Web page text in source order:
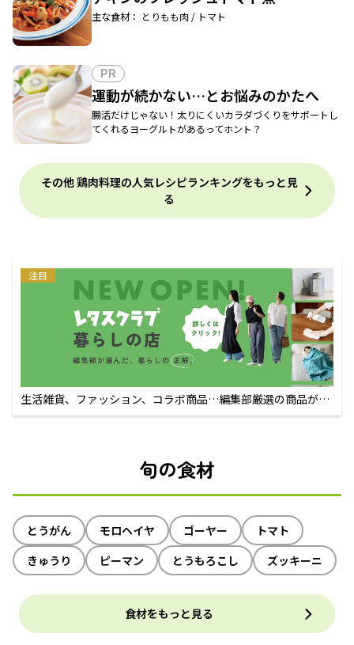
主な食材： とりもも肉 / トマト
PR
運動が続かない…とお悩みのかたへ
腸活だけじゃない！太りにくいカラダづくりをサポートし
てくれるヨーグルトがあるってホント？
その他 鶏肉料理の人気レシピランキングをもっと見
る
注目
生活雑貨、ファッション、コラボ商品…編集部厳選の商品が買
えるECサイト
旬の食材
とうがん モロヘイヤ ゴーヤー
トマト
きゅうり
ピーマン とうもろこし ズッキーニ
食材をもっと見る